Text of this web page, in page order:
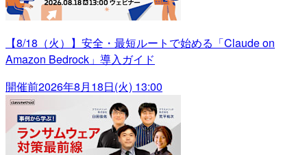
【8/18（火）】安全・最短ルートで始める「Claude on
Amazon Bedrock」導入ガイド
開催前2026年8月18日(火) 13:00